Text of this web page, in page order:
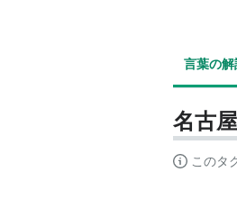
言葉の解
名古
このタ